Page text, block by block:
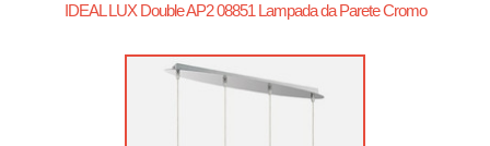
IDEAL LUX Double AP2 08851 Lampada da Parete Cromo